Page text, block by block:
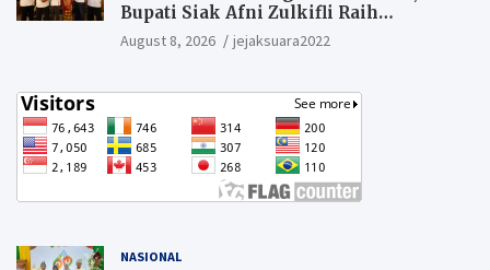
Bupati Siak Afni Zulkifli Raih
Penghargaan SIEXPO 2026
August 8, 2026 jejaksuara2022
NASIONAL